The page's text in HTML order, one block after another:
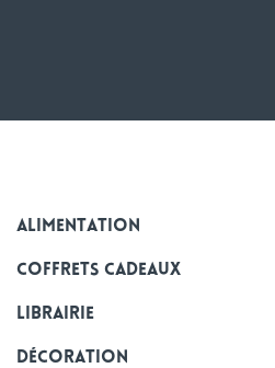
alimentation
Coffrets cadeaux
Librairie
Décoration